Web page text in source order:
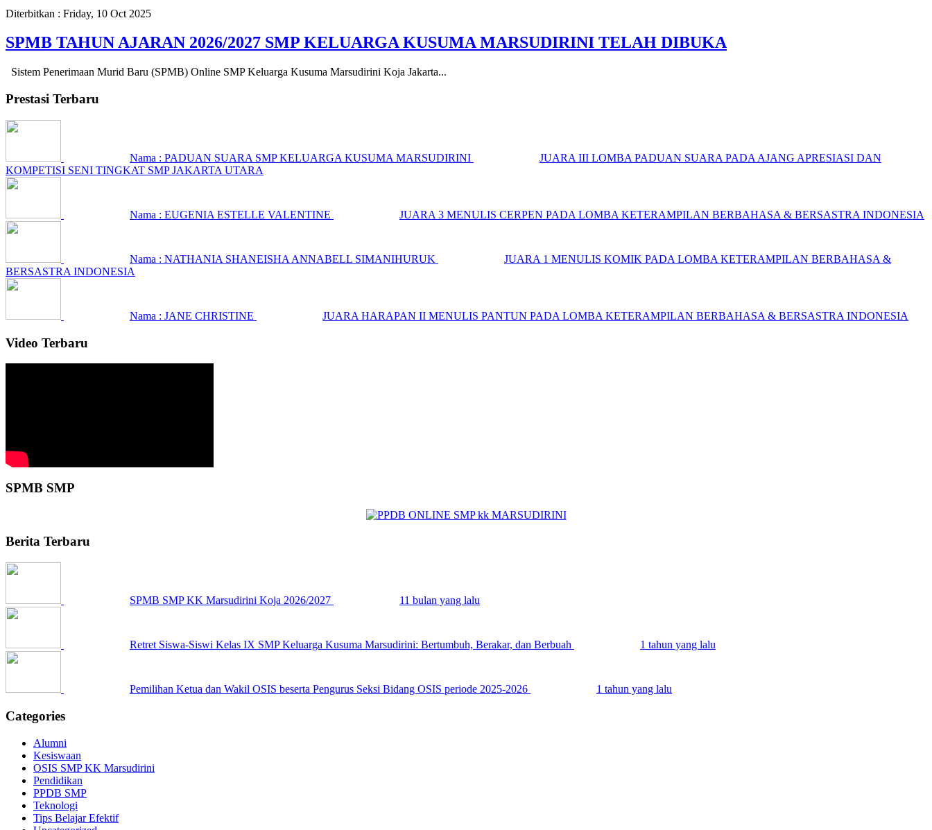
Diterbitkan : Friday, 10 Oct 2025
SPMB TAHUN AJARAN 2026/2027 SMP KELUARGA KUSUMA MARSUDIRINI TELAH DIBUKA
Sistem Penerimaan Murid Baru (SPMB) Online SMP Keluarga Kusuma Marsudirini Koja Jakarta...
Prestasi Terbaru
Nama : PADUAN SUARA SMP KELUARGA KUSUMA MARSUDIRINI
JUARA III LOMBA PADUAN SUARA PADA AJANG APRESIASI DAN
KOMPETISI SENI TINGKAT SMP JAKARTA UTARA
Nama : EUGENIA ESTELLE VALENTINE JUARA 3 MENULIS CERPEN PADA LOMBA KETERAMPILAN BERBAHASA & BERSASTRA INDONESIA
Nama : NATHANIA SHANEISHA ANNABELL SIMANIHURUK
JUARA 1 MENULIS KOMIK PADA LOMBA KETERAMPILAN BERBAHASA &
BERSASTRA INDONESIA
Nama : JANE CHRISTINE JUARA HARAPAN II MENULIS PANTUN PADA LOMBA KETERAMPILAN BERBAHASA & BERSASTRA INDONESIA
Video Terbaru
SPMB SMP
Berita Terbaru
SPMB SMP KK Marsudirini Koja 2026/2027 11 bulan yang lalu
Retret Siswa-Siswi Kelas IX SMP Keluarga Kusuma Marsudirini: Bertumbuh, Berakar, dan Berbuah 1 tahun yang lalu
Pemilihan Ketua dan Wakil OSIS beserta Pengurus Seksi Bidang OSIS periode 2025-2026 1 tahun yang lalu
Categories
Alumni
Kesiswaan
OSIS SMP KK Marsudirini
Pendidikan
PPDB SMP
Teknologi
Tips Belajar Efektif